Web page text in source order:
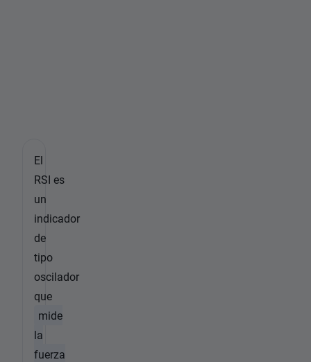
El
RSI es
un
indicador
de
tipo
oscilador
que
mide
la
fuerza